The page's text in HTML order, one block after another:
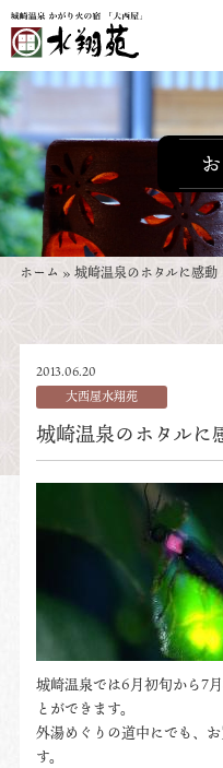
ホーム » 城崎温泉のホタルに感動
2013.06.20
大西屋水翔苑
城崎温泉のホタルに
城崎温泉では6月初旬から7
とができます。
外湯めぐりの道中にでも、
す。